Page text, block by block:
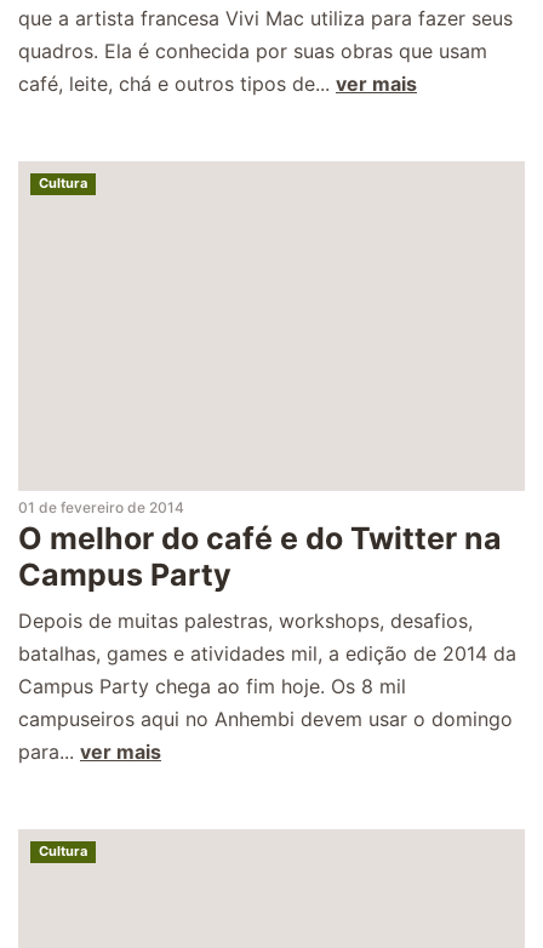
que a artista francesa Vivi Mac utiliza para fazer seus
quadros. Ela é conhecida por suas obras que usam
café, leite, chá e outros tipos de... ver mais
Cultura
01 de fevereiro de 2014
O melhor do café e do Twitter na
Campus Party
Depois de muitas palestras, workshops, desafios,
batalhas, games e atividades mil, a edição de 2014 da
Campus Party chega ao fim hoje. Os 8 mil
campuseiros aqui no Anhembi devem usar o domingo
para... ver mais
Cultura